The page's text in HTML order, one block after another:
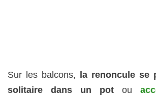
Sur les balcons, la renoncule se
solitaire dans un pot ou